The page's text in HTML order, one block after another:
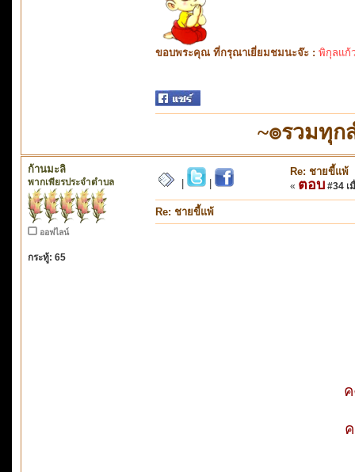
ขอบพระคุณ ที่กรุณาเยี่ยมชมนะจ๊ะ : พิกุลแก้
~๏รวมทุ
ก้านมะลิ
พากเพียรประจำตำบล
ออฟไลน์
กระทู้: 65
Re: ชายขี้แพ้
« ตอบ #34 เ
Re: ชายขี้แพ้